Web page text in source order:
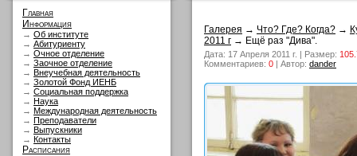
Главная
Информация
→ Об институте
→ Абитуриенту
→ Очное отделение
→ Заочное отделение
→ Внеучебная деятельность
→ Золотой Фонд ИЕНБ
→ Социальная поддержка
→ Наука
→ Международная деятельность
→ Преподаватели
→ Выпускники
→ Контакты
Расписания
Галерея → Что? Где? Когда? →
2011 г → Ещё раз "Дива".
Дата: 17 Апреля 2011 г. | Размер:
Комментариев: 0 | Автор: dander